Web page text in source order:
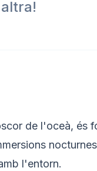
de l'oceà, és
l'entorn.